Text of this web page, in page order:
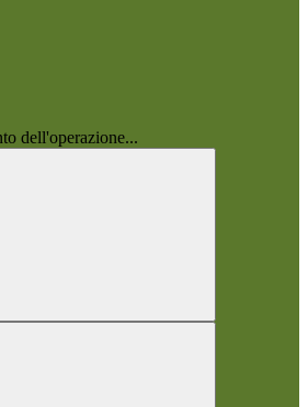
dell'operazione...